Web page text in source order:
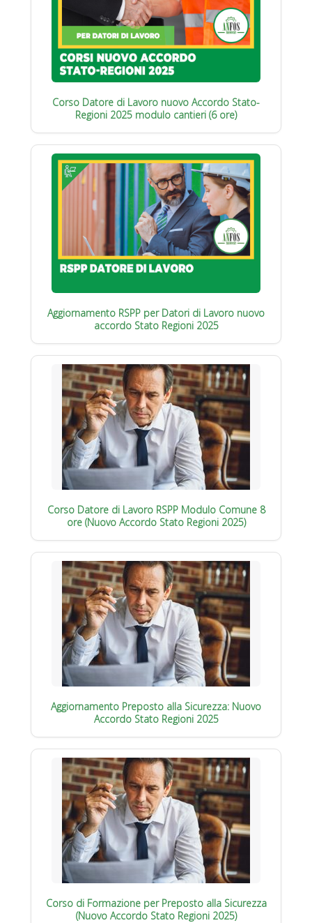
Corso Datore di Lavoro nuovo Accordo Stato-
Regioni 2025 modulo cantieri (6 ore)
Aggiornamento RSPP per Datori di Lavoro nuovo
accordo Stato Regioni 2025
Corso Datore di Lavoro RSPP Modulo Comune 8
ore (Nuovo Accordo Stato Regioni 2025)
Aggiornamento Preposto alla Sicurezza: Nuovo
Accordo Stato Regioni 2025
Corso di Formazione per Preposto alla Sicurezza
(Nuovo Accordo Stato Regioni 2025)